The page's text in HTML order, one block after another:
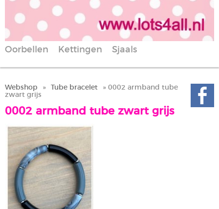
Oorbellen Kettingen Sjaals
Webshop » Tube bracelet
» 0002 armband tube
zwart grijs
0002 armband tube zwart grijs